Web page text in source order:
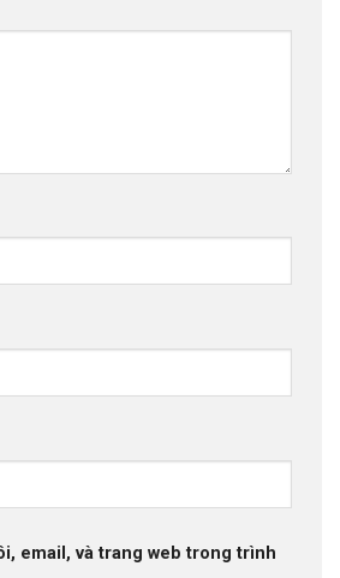
email, và trang web trong trình